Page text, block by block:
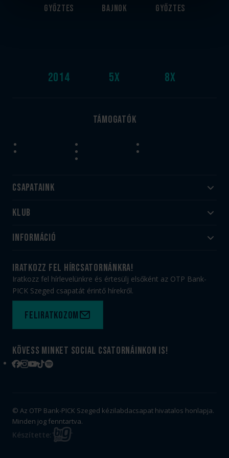
győztes
2014
bajnok
5x
győztes
8x
Támogatók
Csapataink
Felnőtt
Utánpótlás
Klub
#HandballFamily
Munkatársaink
PICK Aréna
Sajtóakkreditáció
Információ
Jegy- és bérletvásárlás
Webshop
Adatvédelem
Felhasználási feltételek
Kapcsolat
iratkozz fel hírcsatornánkra!
Iratkozz fel hírlevelünkre és értesülj elsőként az OTP Bank-
PICK Szeged csapatát érintő hírekről.
Feliratkozom
Kövess minket social csatornáinkon is!
Facebook
Instagram
YouTube
TikTokSpotify
© Az OTP Bank-PICK Szeged kézilabdacsapat hivatalos honlapja.
Minden jog fenntartva.
Készítette: BIG
FISH